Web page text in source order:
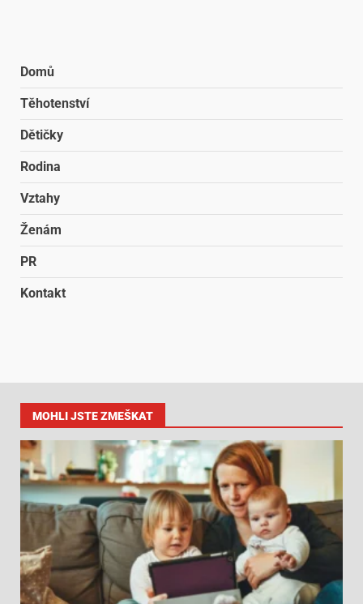
Domů
Těhotenství
Dětičky
Rodina
Vztahy
Ženám
PR
Kontakt
MOHLI JSTE ZMEŠKAT